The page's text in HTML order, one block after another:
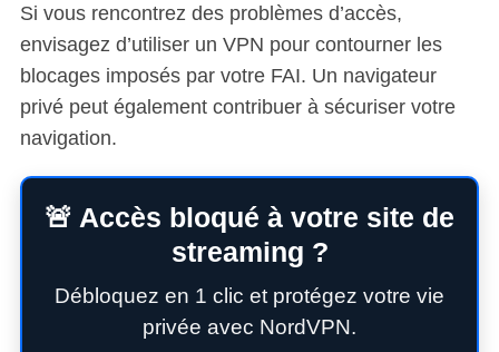
Si vous rencontrez des problèmes d’accès,
envisagez d’utiliser un VPN pour contourner les
blocages imposés par votre FAI. Un navigateur
privé peut également contribuer à sécuriser votre
navigation.
🚨 Accès bloqué à votre site de
streaming ?
Débloquez en 1 clic et protégez votre vie
privée avec NordVPN.